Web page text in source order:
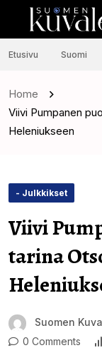
Etusivu Suomi
Home
Viivi Pumpanen
Heleniukseen
- Julkkikset
Viivi
tarina
Suomen
0 Comments